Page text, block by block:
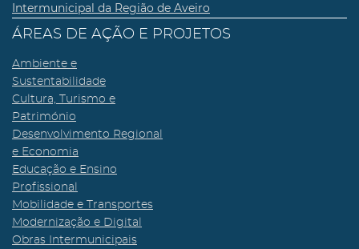
Intermunicipal da Região de Aveiro
ÁREAS DE AÇÃO E PROJETOS
Ambiente e
Sustentabilidade
Cultura, Turismo e
Património
Desenvolvimento Regional
e Economia
Educação e Ensino
Profissional
Mobilidade e Transportes
Modernização e Digital
Obras Intermunicipais